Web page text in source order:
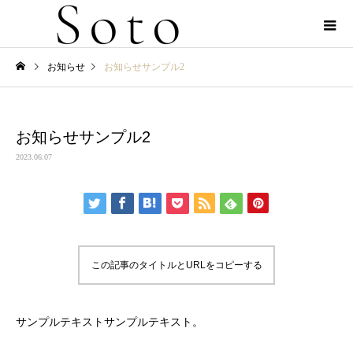
お知らせ お知らせサンプル2
お知らせサンプル2
2023.06.07
この記事のタイトルとURLをコピーする
サンプルテキストサンプルテキスト。